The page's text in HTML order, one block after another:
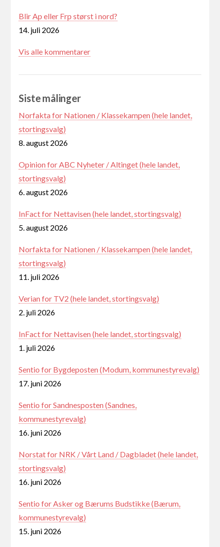
Blir Ap eller Frp størst i nord?
14. juli 2026
Vis alle kommentarer
Siste målinger
Norfakta for Nationen / Klassekampen (hele landet,
stortingsvalg)
8. august 2026
Opinion for ABC Nyheter / Altinget (hele landet,
stortingsvalg)
6. august 2026
InFact for Nettavisen (hele landet, stortingsvalg)
5. august 2026
Norfakta for Nationen / Klassekampen (hele landet,
stortingsvalg)
11. juli 2026
Verian for TV2 (hele landet, stortingsvalg)
2. juli 2026
InFact for Nettavisen (hele landet, stortingsvalg)
1. juli 2026
Sentio for Bygdeposten (Modum, kommunestyrevalg)
17. juni 2026
Sentio for Sandnesposten (Sandnes,
kommunestyrevalg)
16. juni 2026
Norstat for NRK / Vårt Land / Dagbladet (hele landet,
stortingsvalg)
16. juni 2026
Sentio for Asker og Bærums Budstikke (Bærum,
kommunestyrevalg)
15. juni 2026